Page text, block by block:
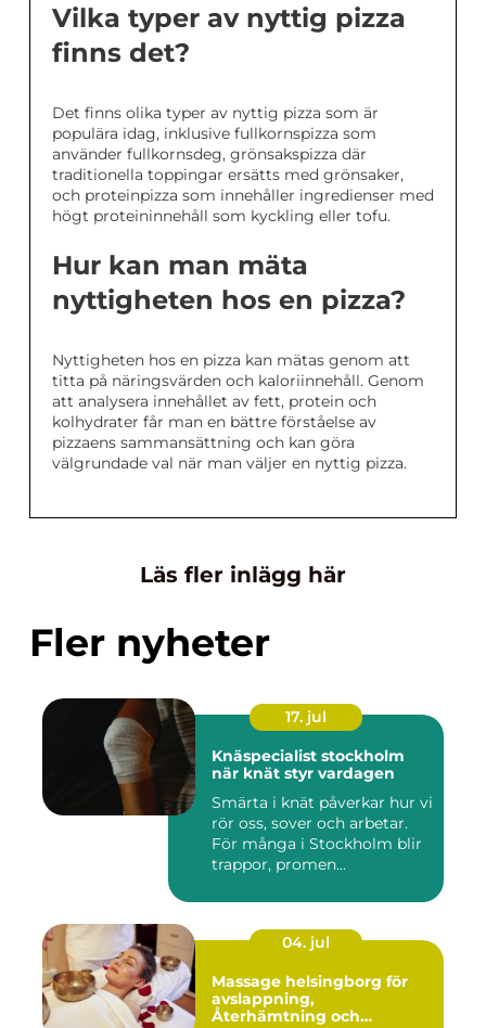
Vilka typer av nyttig pizza
finns det?
Det finns olika typer av nyttig pizza som är
populära idag, inklusive fullkornspizza som
använder fullkornsdeg, grönsakspizza där
traditionella toppingar ersätts med grönsaker,
och proteinpizza som innehåller ingredienser med
högt proteininnehåll som kyckling eller tofu.
Hur kan man mäta
nyttigheten hos en pizza?
Nyttigheten hos en pizza kan mätas genom att
titta på näringsvärden och kaloriinnehåll. Genom
att analysera innehållet av fett, protein och
kolhydrater får man en bättre förståelse av
pizzaens sammansättning och kan göra
välgrundade val när man väljer en nyttig pizza.
Läs fler inlägg här
Fler nyheter
17. jul
Knäspecialist stockholm
när knät styr vardagen
Smärta i knät påverkar hur vi
rör oss, sover och arbetar.
För många i Stockholm blir
trappor, promen...
04. jul
Massage helsingborg för
avslappning,
Återhämtning och